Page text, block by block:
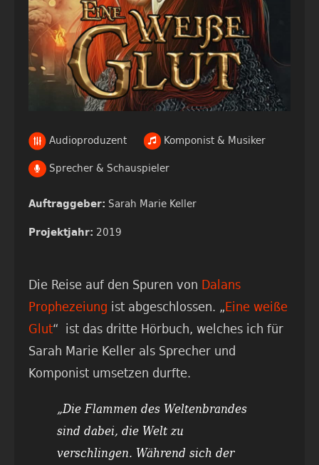
Audioproduzent
Komponist & Musiker
Sprecher & Schauspieler
Auftraggeber: Sarah Marie Keller
Projektjahr: 2019
Die Reise auf den Spuren von Dalans
Prophezeiung ist abgeschlossen. „Eine weiße
Glut“ ist das dritte Hörbuch, welches ich für
Sarah Marie Keller als Sprecher und
Komponist umsetzen durfte.
„Die Flammen des Weltenbrandes
sind dabei, die Welt zu
verschlingen. Während sich der